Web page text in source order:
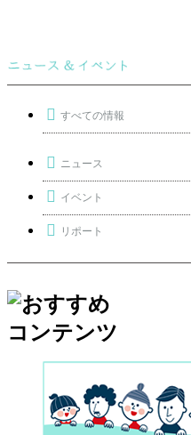
すべての情報
ニュース
イベント
リポート